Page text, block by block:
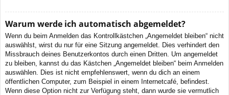
Warum werde ich automatisch abgemeldet?
Wenn du beim Anmelden das Kontrollkästchen „Angemeldet bleiben“ nicht
auswählst, wirst du nur für eine Sitzung angemeldet. Dies verhindert den
Missbrauch deines Benutzerkontos durch einen Dritten. Um angemeldet
zu bleiben, kannst du das Kästchen „Angemeldet bleiben“ beim Anmelden
auswählen. Dies ist nicht empfehlenswert, wenn du dich an einem
öffentlichen Computer, zum Beispiel in einem Internetcafé, befindest.
Wenn diese Option nicht zur Verfügung steht, dann wurde sie vermutlich